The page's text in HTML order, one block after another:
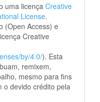
uma licença Creative
License.
(Open Access) e
Creative
by/4.0/). Esta
remixem,
mesmo para fins
devido crédito pela